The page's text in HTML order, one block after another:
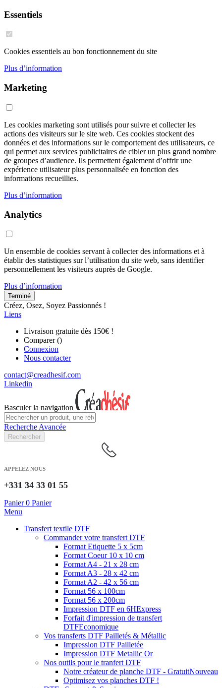
Essentiels
Cookies essentiels au bon fonctionnement du site
Plus d’information
Marketing
Les cookies marketing sont utilisés pour suivre et collecter les
actions des visiteurs sur le site web. Ces cookies stockent des
données et des informations sur le comportement des utilisateurs, ce
qui permet aux services publicitaires de cibler un plus grand nombre
de groupes d’audience. Ils permettent également d’offrir une
expérience utilisateur plus personnalisée en fonction des
informations recueillies.
Plus d’information
Analytics
Un ensemble de cookies servant à collecter des informations et à
établir des statistiques sur l’utilisation du site web, sans identifier
personnellement les visiteurs auprès de Google.
Plus d’information
Terminé
Créez, Osez, Soyez Passionnés !
Liens
Livraison gratuite dès 150€ !
Comparer ()
Connexion
Nous contacter
contact@creadhesif.com
Linkedin
Basculer la navigation
Recherche Avancée
Rechercher
APPELEZ NOUS
+331 34 33 01 55
Panier 0 Panier
Menu
Transfert textile DTF
Commander votre transfert DTF
Format Etiquette 5 x 5cm
Format Coeur 10 x 10 cm
Format A4 - 21 x 28 cm
Format A3 - 28 x 42 cm
Format A2 - 42 x 56 cm
Format 56 x 100cm
Format 56 x 200cm
Impression DTF en 6HExpress
Forfait d'impression de transfert
DTFEconomique
Vos transferts DTF Pailletés & Métallic
Impression DTF Pailletée
Impression DTF Metallic Or
Nos outils pour le tranfert DTF
Notre créateur de planche DTF - GratuitNouveau
Optimisez vos planches DTF !